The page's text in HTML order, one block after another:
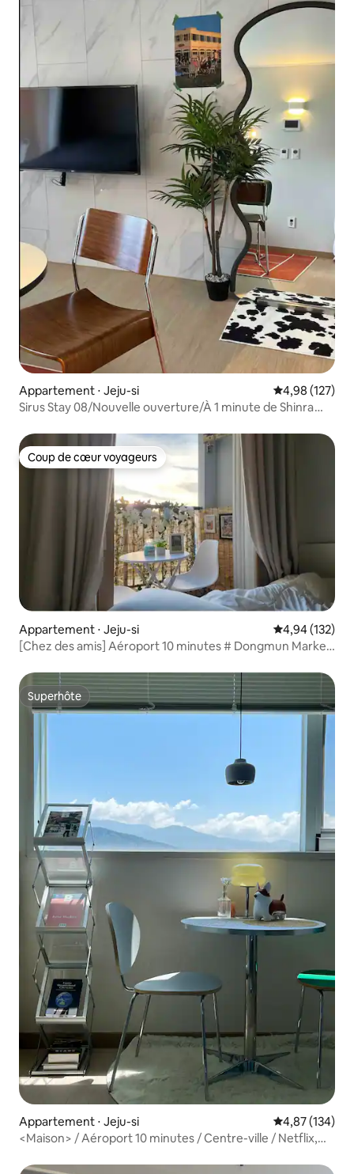
Appartement ⋅ Jeju-si Évaluation
4,98 (127)
Sirus Stay 08/Nouvelle ouverture/À 1 minute de Shinra
séjour/Vivre un mois
Coup de cœur voyageurs
Coup de cœur voyageurs
Appartement ⋅ Jeju-si Évaluation
4,94 (132)
[Chez des amis] Aéroport 10 minutes # Dongmun Market
Netflix. YouTube + parking gratuit *
Superhôte
Superhôte
Appartement ⋅ Jeju-si Évaluation
4,87 (134)
<Maison> / Aéroport 10 minutes / Centre-ville / Netflix,